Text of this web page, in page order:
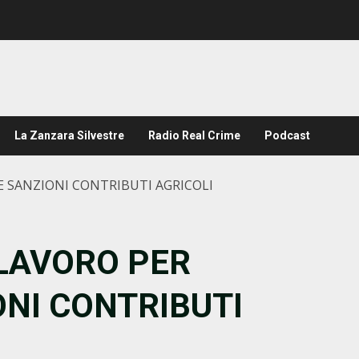
La Zanzara Silvestre Radio Real Crime Podcast
SANZIONI CONTRIBUTI AGRICOLI
PER
CONTRIBUTI